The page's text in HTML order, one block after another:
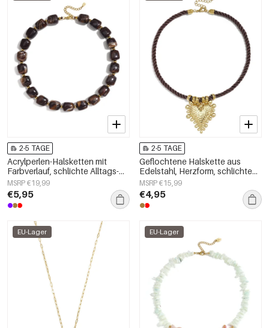
2-5 TAGE
Acrylperlen-Halsketten mit
Farbverlauf, schlichte Alltags-
Serie, Damenschmuck
MSRP €19,99
€5,95
2-5 TAGE
Geflochtene Halskette aus
Edelstahl, Herzform, schlichte
Alltags-Serie, Damenschmuck
MSRP €15,99
€4,95
EU-Lager EU-Lager